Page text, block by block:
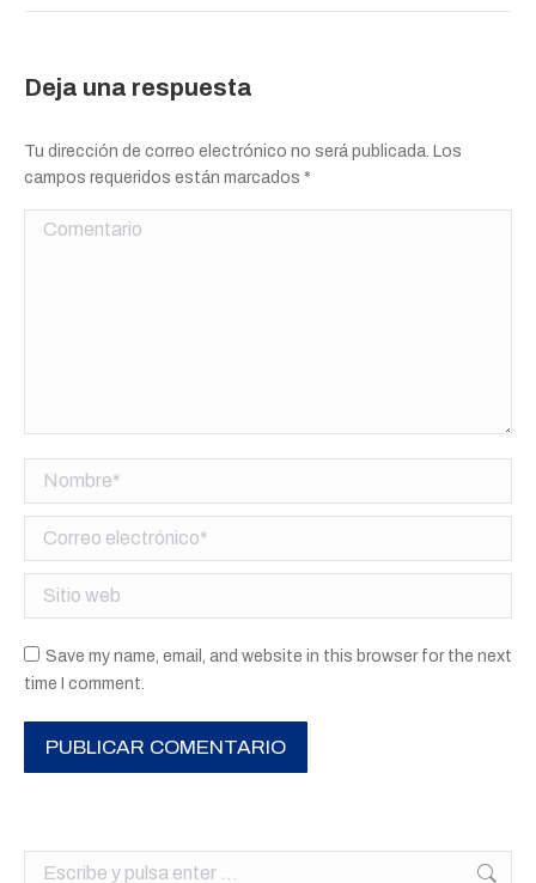
Deja una respuesta
Tu dirección de correo electrónico no será publicada. Los
campos requeridos están marcados *
Comentario
Nombre *
Correo electrónico *
Sitio web
Save my name, email, and website in this browser for the next
time I comment.
PUBLICAR COMENTARIO
Buscar: